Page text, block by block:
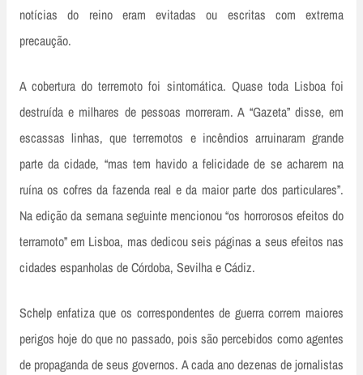
notícias do reino eram evitadas ou escritas com extrema
precaução.
A cobertura do terremoto foi sintomática. Quase toda Lisboa foi
destruída e milhares de pessoas morreram. A “Gazeta” disse, em
escassas linhas, que terremotos e incêndios arruinaram grande
parte da cidade, “mas tem havido a felicidade de se acharem na
ruína os cofres da fazenda real e da maior parte dos particulares”.
Na edição da semana seguinte mencionou “os horrorosos efeitos do
terramoto” em Lisboa, mas dedicou seis páginas a seus efeitos nas
cidades espanholas de Córdoba, Sevilha e Cádiz.
Schelp enfatiza que os correspondentes de guerra correm maiores
perigos hoje do que no passado, pois são percebidos como agentes
de propaganda de seus governos. A cada ano dezenas de jornalistas